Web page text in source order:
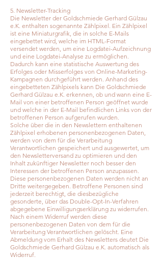
5. Newsletter-Tracking
Die Newsletter der Goldschmiede Gerhard Gülzau
e.K. enthalten sogenannte Zählpixel. Ein Zählpixel
ist eine Miniaturgrafik, die in solche E-Mails
eingebettet wird, welche im HTML-Format
versendet werden, um eine Logdatei-Aufzeichnung
und eine Logdatei-Analyse zu ermöglichen.
Dadurch kann eine statistische Auswertung des
Erfolges oder Misserfolges von Online-Marketing-
Kampagnen durchgeführt werden. Anhand des
eingebetteten Zählpixels kann Die Goldschmiede
Gerhard Gülzau e.K. erkennen, ob und wann eine E-
Mail von einer betroffenen Person geöffnet wurde
und welche in der E-Mail befindlichen Links von der
betroffenen Person aufgerufen wurden.
Solche über die in den Newslettern enthaltenen
Zählpixel erhobenen personenbezogenen Daten,
werden von dem für die Verarbeitung
Verantwortlichen gespeichert und ausgewertet, um
den Newsletterversand zu optimieren und den
Inhalt zukünftiger Newsletter noch besser den
Interessen der betroffenen Person anzupassen.
Diese personenbezogenen Daten werden nicht an
Dritte weitergegeben. Betroffene Personen sind
jederzeit berechtigt, die diesbezügliche
gesonderte, über das Double-Opt-In-Verfahren
abgegebene Einwilligungserklärung zu widerrufen.
Nach einem Widerruf werden diese
personenbezogenen Daten von dem für die
Verarbeitung Verantwortlichen gelöscht. Eine
Abmeldung vom Erhalt des Newsletters deutet Die
Goldschmiede Gerhard Gülzau e.K. automatisch als
Widerruf.